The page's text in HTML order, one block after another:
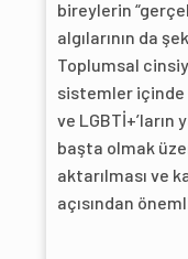
bireylerin
algılarının da
Toplumsal
sistemler içinde
ve LGBTİ+’ların
başta olmak
aktarılması ve
açısından